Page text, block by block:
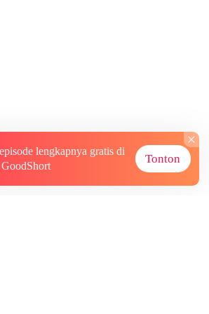
lengkapnya gratis di
Tonton